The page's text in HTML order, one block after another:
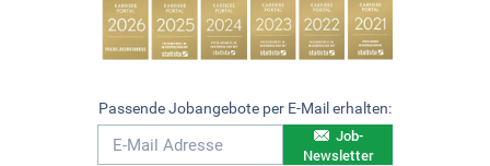
Passende Jobangebote per E-Mail erhalten:
Job-
Newsletter